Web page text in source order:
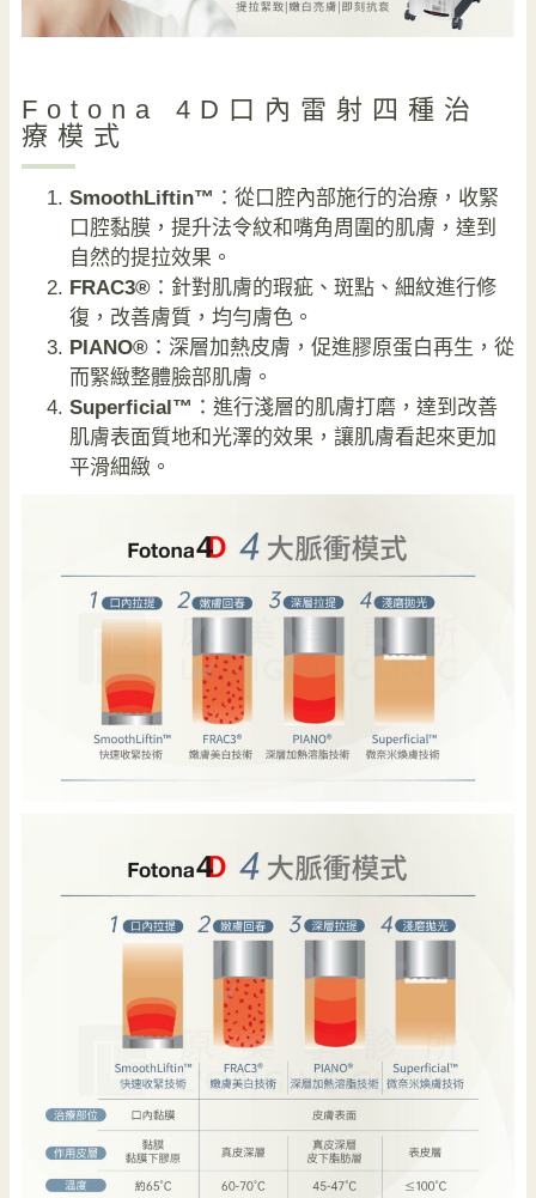
Fotona 4D口內雷射四種治
療模式
SmoothLiftin™ ：從口腔內部施行的治療，收緊
口腔黏膜，提升法令紋和嘴角周圍的肌膚，達到
自然的提拉效果。
FRAC3® ：針對肌膚的瑕疵、斑點、細紋進行修
復，改善膚質，均勻膚色。
PIANO® ：深層加熱皮膚，促進膠原蛋白再生，從
而緊緻整體臉部肌膚。
Superficial™ ：進行淺層的肌膚打磨，達到改善
肌膚表面質地和光澤的效果，讓肌膚看起來更加
平滑細緻。